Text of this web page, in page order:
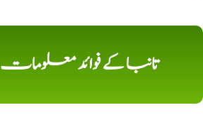
Copper تانبا کے فوائد معلومات